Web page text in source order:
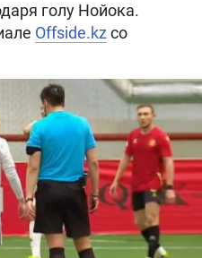
голу Нойока.
Offside.kz со